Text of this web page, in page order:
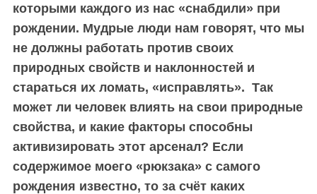
которыми каждого из нас «снабдили» при
рождении. Мудрые люди нам говорят, что мы
не должны работать против своих
природных свойств и наклонностей и
стараться их ломать, «исправлять». Так
может ли человек влиять на свои природные
свойства, и какие факторы способны
активизировать этот арсенал? Если
содержимое моего «рюкзака» с самого
рождения известно, то за счёт каких